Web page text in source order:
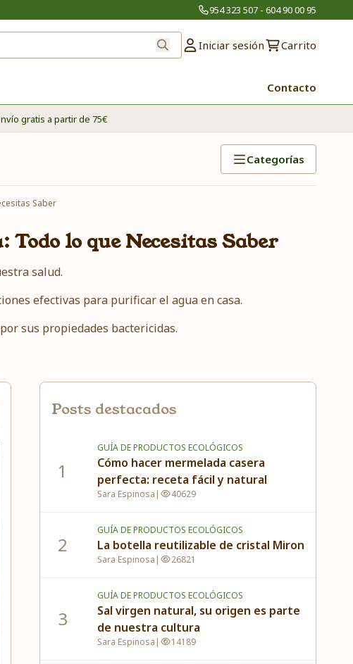
954 323 507 - 604 90 00 95
Iniciar sesión Carrito
Contacto
gratis a partir de 75€
Categorías
Saber
lo que Necesitas Saber
salud.
efectivas para purificar el agua en casa.
sus propiedades bactericidas.
Posts destacados
1
GUÍA DE PRODUCTOS ECOLÓGICOS
Cómo hacer mermelada casera
perfecta: receta fácil y natural
Sara Espinosa | 40629
2
GUÍA DE PRODUCTOS ECOLÓGICOS
La botella reutilizable de cristal Miron
Sara Espinosa | 26821
3
GUÍA DE PRODUCTOS ECOLÓGICOS
Sal virgen natural, su origen es parte
de nuestra cultura
Sara Espinosa | 14189